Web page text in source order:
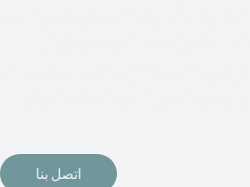
اتصل بنا